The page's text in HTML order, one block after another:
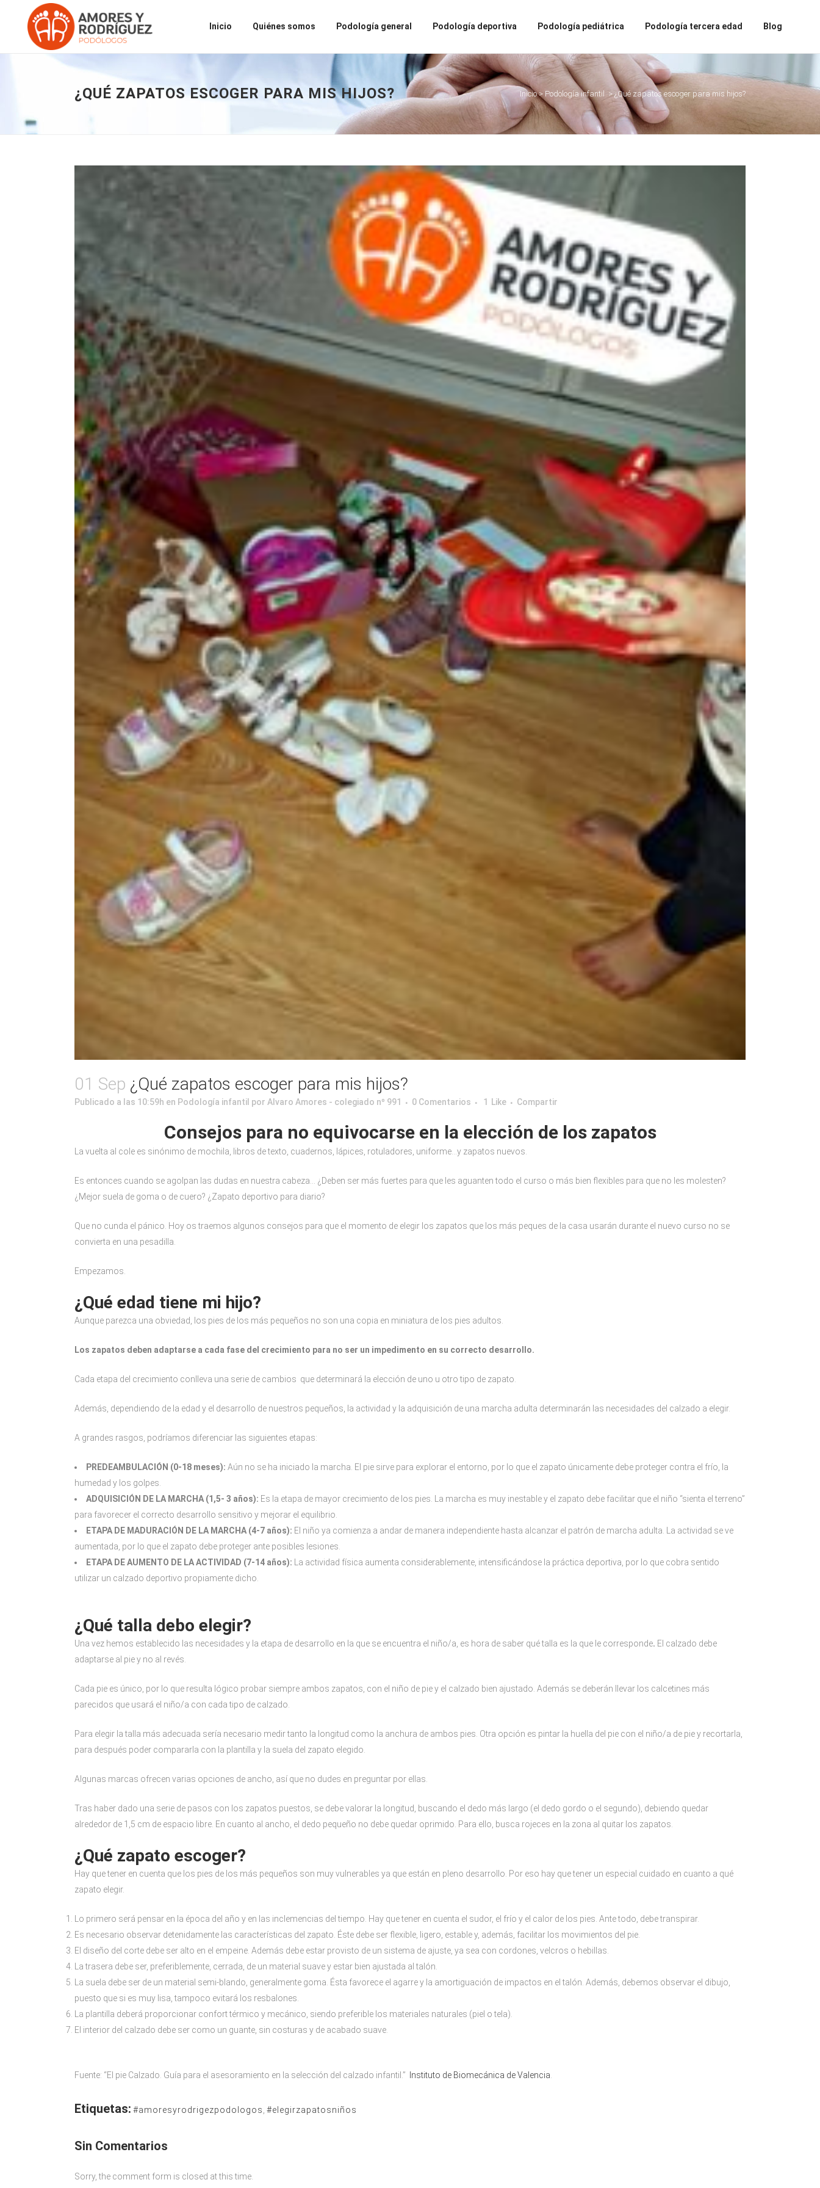
Inicio Quiénes somos Podología general Podología deportiva Podología pediátrica Podología tercera edad Blog
¿QUÉ ZAPATOS ESCOGER PARA MIS HIJOS? Inicio> Podología infantil >¿Qué zapatos escoger para mis hijos?
01 Sep ¿Qué zapatos escoger para mis hijos?
Publicado a las 10:59h en Podología infantil por Alvaro Amores - colegiado nº 991 0 Comentarios 1 Like Compartir
Consejos para no equivocarse en la elección de los zapatos
La vuelta al cole es sinónimo de mochila, libros de texto, cuadernos, lápices, rotuladores, uniforme…y zapatos nuevos.
Es entonces cuando se agolpan las dudas en nuestra cabeza… ¿Deben ser más fuertes para que les aguanten todo el curso o más bien flexibles para que no les molesten?
¿Mejor suela de goma o de cuero? ¿Zapato deportivo para diario?
Que no cunda el pánico. Hoy os traemos algunos consejos para que el momento de elegir los zapatos que los más peques de la casa usarán durante el nuevo curso no se
convierta en una pesadilla.
Empezamos.
¿Qué edad tiene mi hijo?
Aunque parezca una obviedad, los pies de los más pequeños no son una copia en miniatura de los pies adultos.
Los zapatos deben adaptarse a cada fase del crecimiento para no ser un impedimento en su correcto desarrollo.
Cada etapa del crecimiento conlleva una serie de cambios que determinará la elección de uno u otro tipo de zapato.
Además, dependiendo de la edad y el desarrollo de nuestros pequeños, la actividad y la adquisición de una marcha adulta determinarán las necesidades del calzado a elegir.
A grandes rasgos, podríamos diferenciar las siguientes etapas:
PREDEAMBULACIÓN (0-18 meses): Aún no se ha iniciado la marcha. El pie sirve para explorar el entorno, por lo que el zapato únicamente debe proteger contra el frío, la
humedad y los golpes.
ADQUISICIÓN DE LA MARCHA (1,5- 3 años): Es la etapa de mayor crecimiento de los pies. La marcha es muy inestable y el zapato debe facilitar que el niño “sienta el terreno”
para favorecer el correcto desarrollo sensitivo y mejorar el equilibrio.
ETAPA DE MADURACIÓN DE LA MARCHA (4-7 años): El niño ya comienza a andar de manera independiente hasta alcanzar el patrón de marcha adulta. La actividad se ve
aumentada, por lo que el zapato debe proteger ante posibles lesiones.
ETAPA DE AUMENTO DE LA ACTIVIDAD (7-14 años): La actividad física aumenta considerablemente, intensificándose la práctica deportiva, por lo que cobra sentido
utilizar un calzado deportivo propiamente dicho.
¿Qué talla debo elegir?
Una vez hemos establecido las necesidades y la etapa de desarrollo en la que se encuentra el niño/a, es hora de saber qué talla es la que le corresponde. El calzado debe
adaptarse al pie y no al revés.
Cada pie es único, por lo que resulta lógico probar siempre ambos zapatos, con el niño de pie y el calzado bien ajustado. Además se deberán llevar los calcetines más
parecidos que usará el niño/a con cada tipo de calzado.
Para elegir la talla más adecuada sería necesario medir tanto la longitud como la anchura de ambos pies. Otra opción es pintar la huella del pie con el niño/a de pie y recortarla,
para después poder compararla con la plantilla y la suela del zapato elegido.
Algunas marcas ofrecen varias opciones de ancho, así que no dudes en preguntar por ellas.
Tras haber dado una serie de pasos con los zapatos puestos, se debe valorar la longitud, buscando el dedo más largo (el dedo gordo o el segundo), debiendo quedar
alrededor de 1,5 cm de espacio libre. En cuanto al ancho, el dedo pequeño no debe quedar oprimido. Para ello, busca rojeces en la zona al quitar los zapatos.
¿Qué zapato escoger?
Hay que tener en cuenta que los pies de los más pequeños son muy vulnerables ya que están en pleno desarrollo. Por eso hay que tener un especial cuidado en cuanto a qué
zapato elegir.
Lo primero será pensar en la época del año y en las inclemencias del tiempo. Hay que tener en cuenta el sudor, el frío y el calor de los pies. Ante todo, debe transpirar.
Es necesario observar detenidamente las características del zapato. Éste debe ser flexible, ligero, estable y, además, facilitar los movimientos del pie.
El diseño del corte debe ser alto en el empeine. Además debe estar provisto de un sistema de ajuste, ya sea con cordones, velcros o hebillas.
La trasera debe ser, preferiblemente, cerrada, de un material suave y estar bien ajustada al talón.
La suela debe ser de un material semi-blando, generalmente goma. Ésta favorece el agarre y la amortiguación de impactos en el talón. Además, debemos observar el dibujo,
puesto que si es muy lisa, tampoco evitará los resbalones.
La plantilla deberá proporcionar confort térmico y mecánico, siendo preferible los materiales naturales (piel o tela).
El interior del calzado debe ser como un guante, sin costuras y de acabado suave.
Fuente: “El pie Calzado. Guía para el asesoramiento en la selección del calzado infantil.” Instituto de Biomecánica de Valencia
Etiquetas: #amoresyrodrigezpodologos #elegirzapatosniños
Sin Comentarios
Sorry, the comment form is closed at this time.